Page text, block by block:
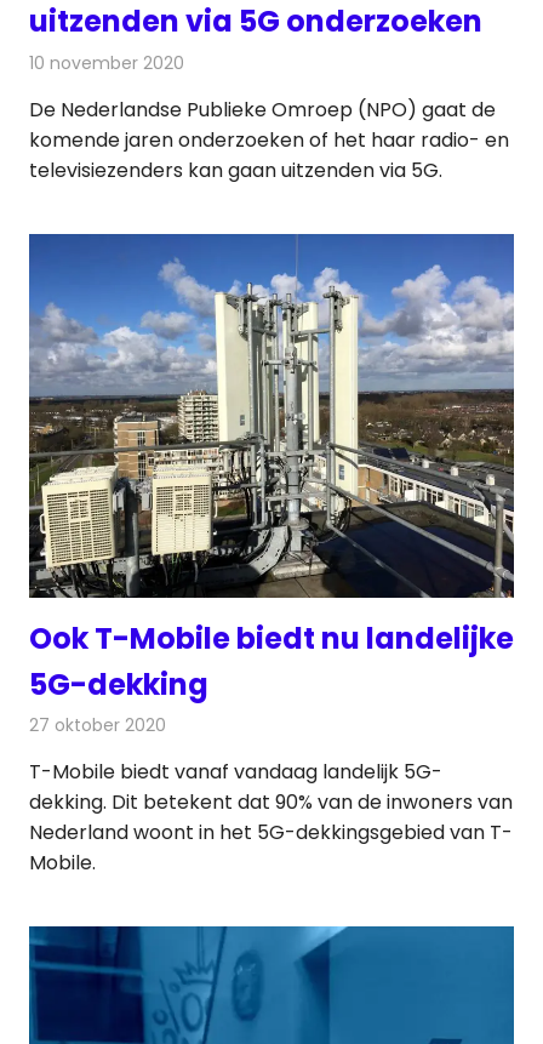
uitzenden via 5G onderzoeken
10 november 2020
De Nederlandse Publieke Omroep (NPO) gaat de
komende jaren onderzoeken of het haar radio- en
televisiezenders kan gaan uitzenden via 5G.
Ook T-Mobile biedt nu landelijke
5G-dekking
27 oktober 2020
T-Mobile biedt vanaf vandaag landelijk 5G-
dekking. Dit betekent dat 90% van de inwoners van
Nederland woont in het 5G-dekkingsgebied van T-
Mobile.